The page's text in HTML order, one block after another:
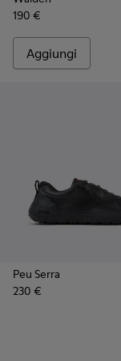
190 €
Aggiungi
Peu Serra
230 €